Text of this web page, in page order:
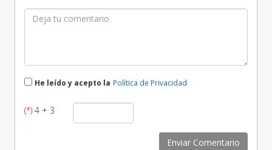
He leído y acepto la Política de Privacidad
(*) 4 + 3